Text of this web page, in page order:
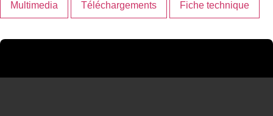
Multimedia Téléchargements Fiche technique